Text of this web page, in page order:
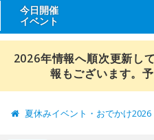
今日開催
イベント
2026年情報へ順次更新し
報もございます。
夏休みイベント・おでかけ2026